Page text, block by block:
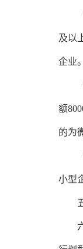
（
及以
企业。
（
额
的为
（
小型
五
六